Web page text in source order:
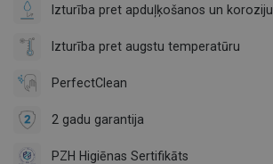
Izturība pret apduļķošanos un koroziju
Izturība pret augstu temperatūru
PerfectClean
2 gadu garantija
PZH Higiēnas Sertifikāts